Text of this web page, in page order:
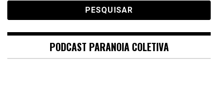
PODCAST PARANOIA COLETIVA